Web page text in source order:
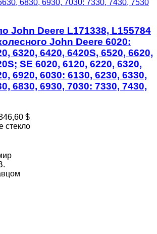
John Deere L171338, L155784
John Deere 6020:
6320, 6420, 6420S, 6520, 6620,
SE 6020, 6120, 6220, 6320,
6920, 6030: 6130, 6230, 6330,
6830, 6930, 7030: 7330, 7430,
$
стекло